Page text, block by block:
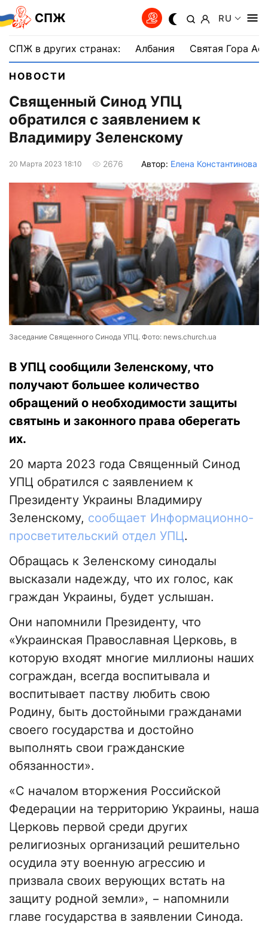
СПЖ RU
СПЖ в других странах: Албания Святая Гора
НОВОСТИ
Священный Синод УПЦ
обратился с заявлением к
Владимиру Зеленскому
20 Марта 2023 18:10 2676 Автор: Елена Константинова
Заседание Священного Синода УПЦ. Фото: news.church.ua
В УПЦ сообщили Зеленскому, что
получают большее количество
обращений о необходимости защиты
святынь и законного права оберегать
их.
20 марта 2023 года Священный Синод
УПЦ обратился с заявлением к
Президенту Украины Владимиру
Зеленскому, сообщает Информационно-
просветительский отдел УПЦ.
Обращась к Зеленскому синодалы
высказали надежду, что их голос, как
граждан Украины, будет услышан.
Они напомнили Президенту, что
«Украинская Православная Церковь, в
которую входят многие миллионы наших
сограждан, всегда воспитывала и
воспитывает паству любить свою
Родину, быть достойными гражданами
своего государства и достойно
выполнять свои гражданские
обязанности».
«С началом вторжения Российской
Федерации на территорию Украины, наша
Церковь первой среди других
религиозных организаций решительно
осудила эту военную агрессию и
призвала своих верующих встать на
защиту родной земли», − напомнили
главе государства в заявлении Синода.